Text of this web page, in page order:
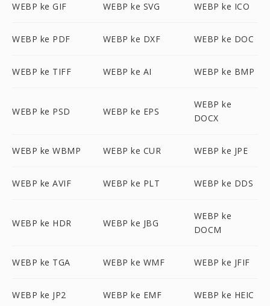
WEBP ke GIF WEBP ke SVG WEBP ke ICO
WEBP ke PDF WEBP ke DXF WEBP ke DOC
WEBP ke TIFF WEBP ke AI WEBP ke BMP
WEBP ke PSD WEBP ke EPS
WEBP ke
DOCX
WEBP ke WBMP WEBP ke CUR WEBP ke JPE
WEBP ke AVIF WEBP ke PLT WEBP ke DDS
WEBP ke HDR WEBP ke JBG
WEBP ke
DOCM
WEBP ke TGA WEBP ke WMF WEBP ke JFIF
WEBP ke JP2 WEBP ke EMF WEBP ke HEIC